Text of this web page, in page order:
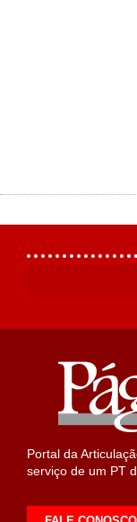
Portal da
serviço de um PT